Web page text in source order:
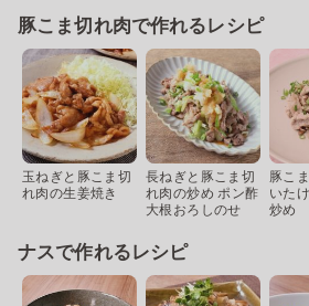
豚こま切れ肉で作れるレシピ
玉ねぎと豚こま切
れ肉の生姜焼き
長ねぎと豚こま切
れ肉の炒め ポン酢
大根おろしのせ
豚こ
いた
炒め
ナスで作れるレシピ